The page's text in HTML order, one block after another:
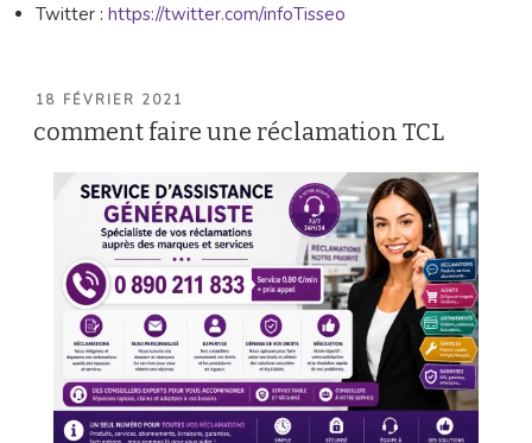
Twitter : https://twitter.com/infoTisseo
PUBLIÉ
18 FÉVRIER 2021
comment faire une réclamation TCL